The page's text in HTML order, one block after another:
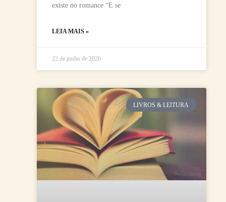
existe no romance “E se
LEIA MAIS »
22 de junho de 2026
LIVROS & LEITURA